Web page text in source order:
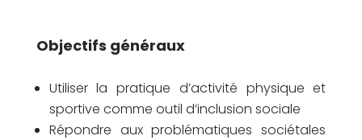
Objectifs généraux
Utiliser la pratique d’activité physique et
sportive comme outil d’inclusion sociale
Répondre aux problématiques sociétales